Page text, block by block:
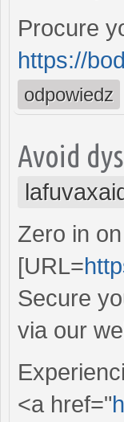
Procure
https://
odpowiedz
Avoid
Zero in
[URL=
Secure
via our
<a href="